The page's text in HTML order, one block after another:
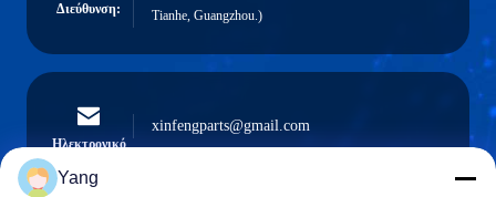
Διεύθυνση:
Tianhe, Guangzhou.)
Ηλεκτρονικό
xinfengparts@gmail.com
Yang